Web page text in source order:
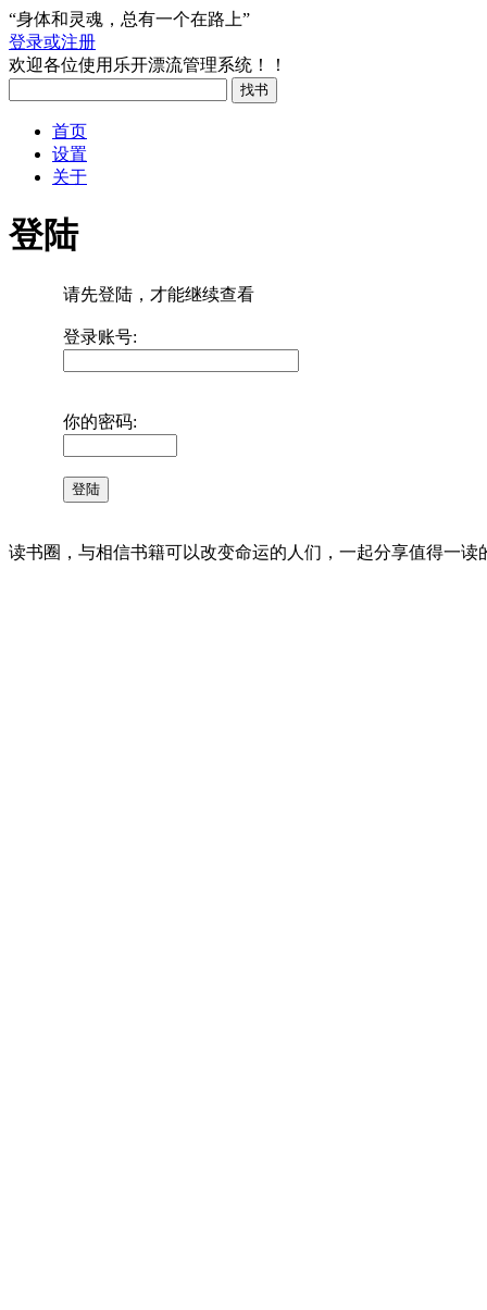
“身体和灵魂，总有一个在路上”
登录或注册
欢迎各位使用乐开漂流管理系统！！
首页
设置
关于
登陆
请先登陆，才能继续查看
登录账号:
你的密码:
读书圈，与相信书籍可以改变命运的人们，一起分享值得一读